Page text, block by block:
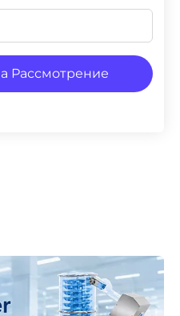
Рассмотрение